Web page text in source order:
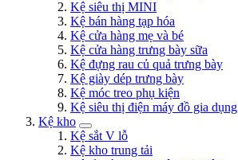
Kệ siêu thị MINI
Kệ bán hàng tạp hóa
Kệ cửa hàng mẹ và bé
Kệ cửa hàng trưng bày sữa
Kệ đựng rau củ quả trưng bày
Kệ giày dép trưng bày
Kệ móc treo phụ kiện
Kệ siêu thị điện máy đồ gia dụng
Kệ kho
Kệ sắt V lỗ
Kệ kho trung tải